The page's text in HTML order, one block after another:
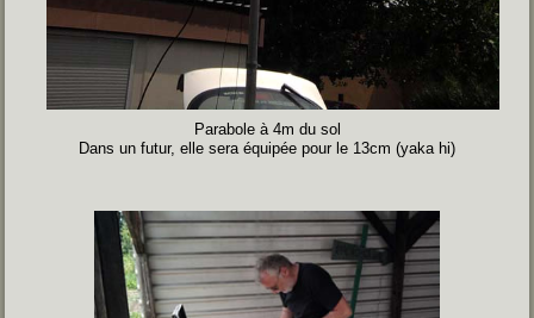
Parabole à 4m du sol
Dans un futur, elle sera équipée pour le 13cm (yaka hi)